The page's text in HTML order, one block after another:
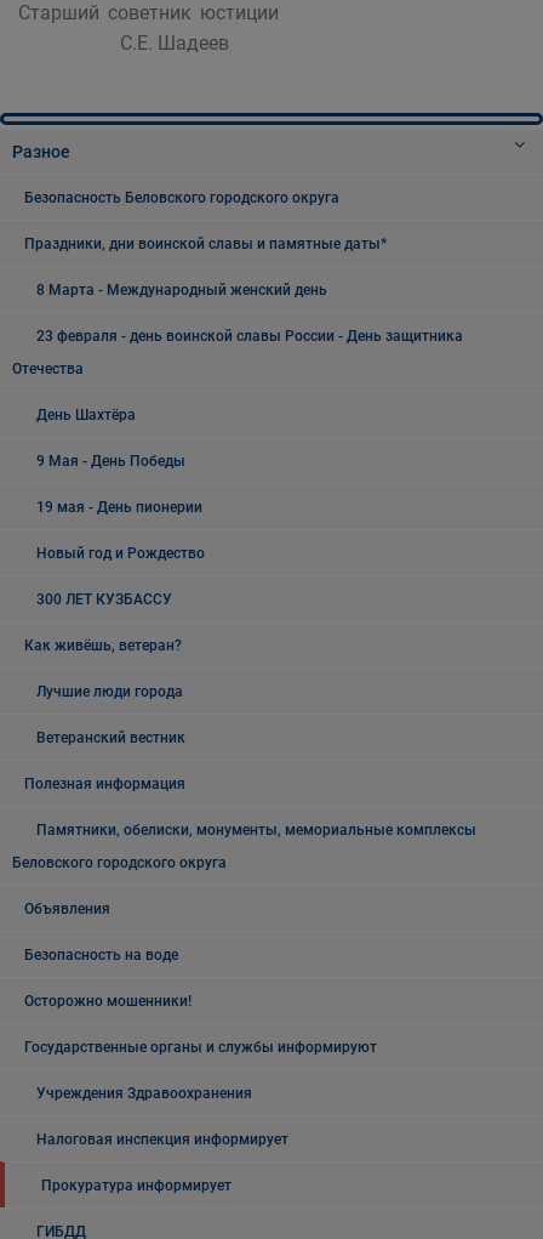
Старший советник юстиции
С.Е. Шадеев
Разное
Безопасность Беловского городского округа
Праздники, дни воинской славы и памятные даты*
8 Марта - Международный женский день
23 февраля - день воинской славы России - День защитника
Отечества
День Шахтёра
9 Мая - День Победы
19 мая - День пионерии
Новый год и Рождество
300 ЛЕТ КУЗБАССУ
Как живёшь, ветеран?
Лучшие люди города
Ветеранский вестник
Полезная информация
Памятники, обелиски, монументы, мемориальные комплексы
Беловского городского округа
Объявления
Безопасность на воде
Осторожно мошенники!
Государственные органы и службы информируют
Учреждения Здравоохранения
Налоговая инспекция информирует
Прокуратура информирует
ГИБДД